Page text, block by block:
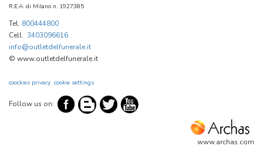
R.E.A. di Milano n. 1927385
Tel. 800444800
Cell. 3403096616
info@outletdelfunerale.it
© www.outletdelfunerale.it
coockies privacy cookie settings
Follow us on:
www.archas.com